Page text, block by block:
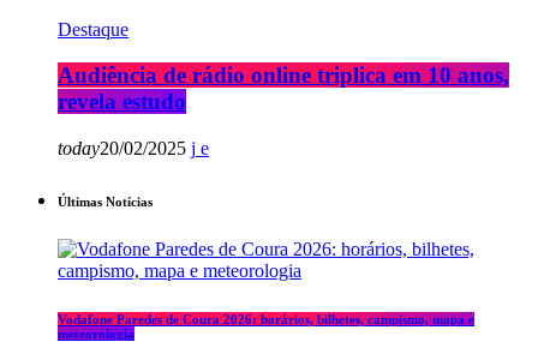
Destaque
Audiência de rádio online triplica em 10 anos,
revela estudo
today20/02/2025
Últimas Notícias
Vodafone Paredes de Coura 2026: horários, bilhetes, campismo, mapa e
meteorologia